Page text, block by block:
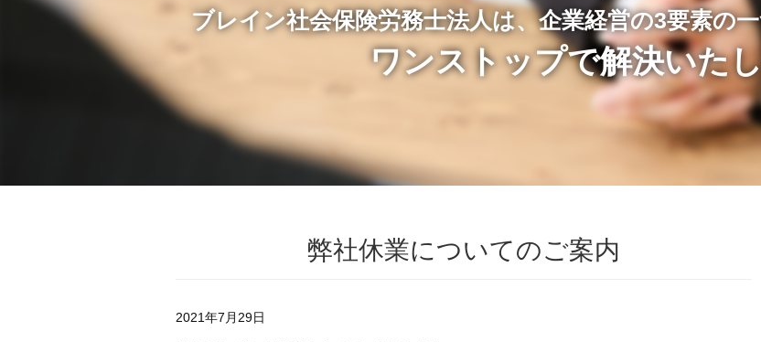
ブレイン社会保険労務士法人は、企業経営の3要素の
ワンストップで解決いたし
弊社休業についてのご案内
2021年7月29日